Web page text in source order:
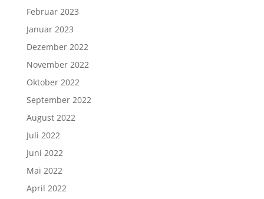
Februar 2023
Januar 2023
Dezember 2022
November 2022
Oktober 2022
September 2022
August 2022
Juli 2022
Juni 2022
Mai 2022
April 2022